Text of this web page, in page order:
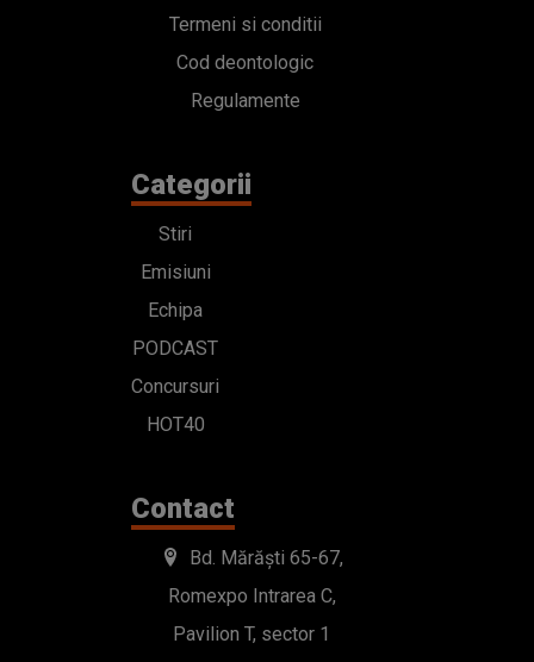
Termeni si conditii
Cod deontologic
Regulamente
Categorii
Stiri
Emisiuni
Echipa
PODCAST
Concursuri
HOT40
Contact
Bd. Mărăști 65-67,
Romexpo Intrarea C,
Pavilion T, sector 1